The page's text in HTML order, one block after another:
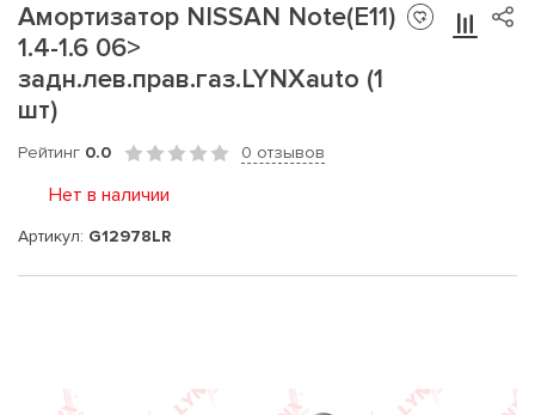
Амортизатор NISSAN Note(E11)
1.4-1.6 06>
задн.лев.прав.газ.LYNXauto (1
шт)
Рейтинг 0.0 0 отзывов
Нет в наличии
Артикул: G12978LR